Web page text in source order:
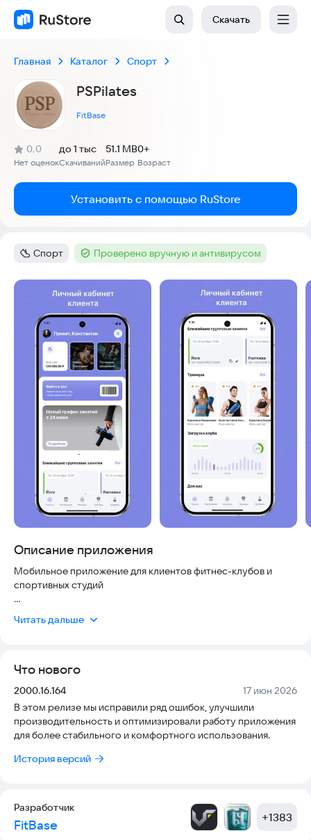
Скачать
Главная Каталог Спорт
PSPilates
FitBase
Рейтинг:
0,0
(
Нет оценок
)
Скачиваний
до 1 тыс
Размер
51.1 MB
Возраст
0+
Установить с помощью RuStore
Категория
Спорт Тег :Проверено вручную и антивирусом
Скриншоты
Описание приложения
Мобильное приложение для клиентов фитнес-клубов и
спортивных студий
- Посмотреть актуальное расписание тренировок;
за 5 часа;
-Узнать стоимость услуг
-Данные о клиенте, состав тела
-Данные о тренере
-О мероприятиях проводимых в комьюнити клуба
Читать дальше
Что нового
Версия:
2000.16.164 Дата:
17 июн 2026
В этом релизе мы исправили ряд ошибок, улучшили
производительность и оптимизировали работу приложения
для более стабильного и комфортного использования.
История версий
Разработчик
FitBase +1383